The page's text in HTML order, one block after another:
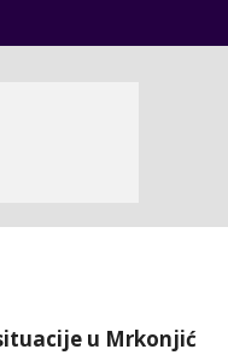
u Mrkonjić